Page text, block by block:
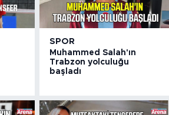
SPOR
Muhammed Salah'ın
Trabzon yolculuğu
başladı